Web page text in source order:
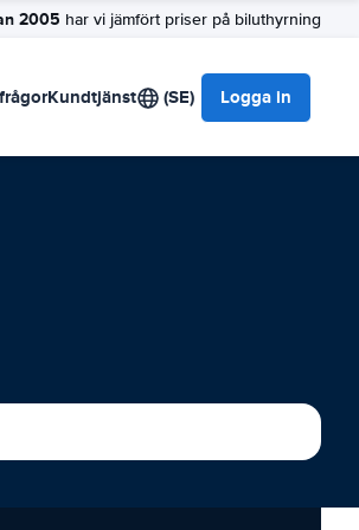
2005 har vi jämfört priser på biluthyrning
Kundtjänst (SE) Logga in